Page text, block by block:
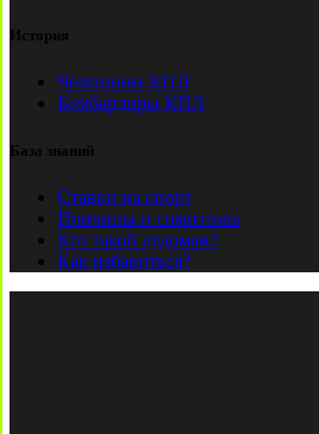
История
Чемпионы КПЛ
Бомбардиры КПЛ
База знаний
Ставки на спорт
Причины и симптомы
Кто такой лудоман?
Как избавиться?